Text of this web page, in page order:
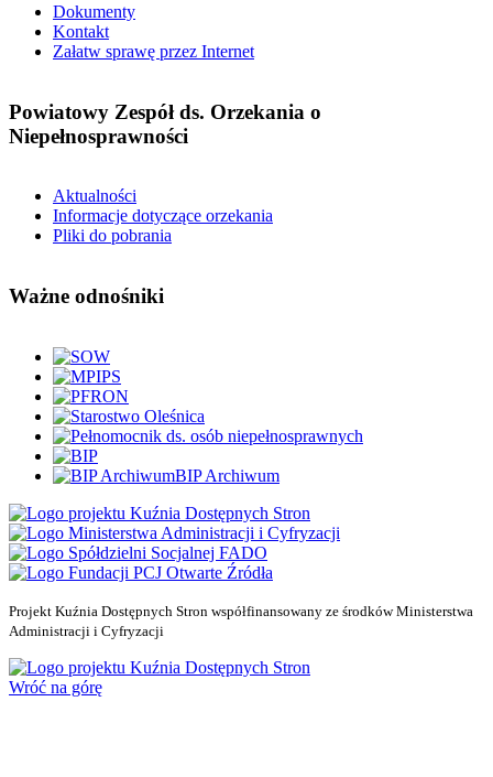
Dokumenty
Kontakt
Załatw sprawę przez Internet
Powiatowy Zespół ds. Orzekania o
Niepełnosprawności
Aktualności
Informacje dotyczące orzekania
Pliki do pobrania
Ważne odnośniki
BIP Archiwum
Projekt Kuźnia Dostępnych Stron współfinansowany ze środków Ministerstwa
Administracji i Cyfryzacji
Kuźnia Dostępnych Stron
Wróć na górę